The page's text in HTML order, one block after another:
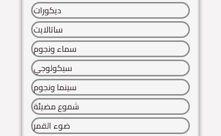
ديكورات
ساتالايت
سماء ونجوم
سيكولوجي
سينما ونجوم
شموع مضيئة
ضوء القمر